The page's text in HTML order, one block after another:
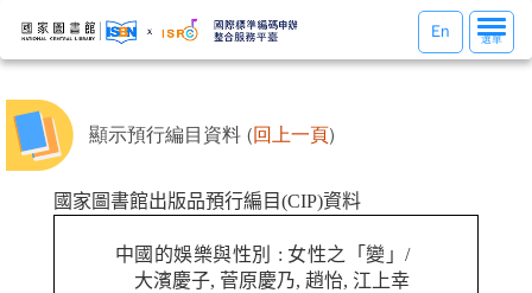
選
單
選單
En
顯示預行編目資料 (回上一頁)
國家圖書館出版品預行編目(CIP)資料
中國的娛樂與性別 : 女性之「變」/
大濱慶子, 菅原慶乃, 趙怡, 江上幸